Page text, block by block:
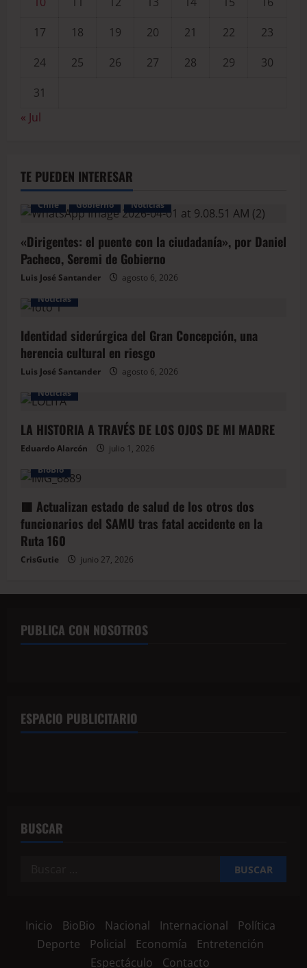
17
18 19 20 21 22
23
24
25 26 27 28 29
30
31
« Jul
TE PUEDEN INTERESAR
Chile Gobierno Noticias
«Dirigentes: el puente con la ciudadanía», por Daniel
Pacheco, Seremi de Gobierno
Luis José Santander
agosto 6, 2026
Noticias
Identidad siderúrgica del Gran Concepción, una
herencia cultural en riesgo
Luis José Santander
agosto 6, 2026
Noticias
LA HISTORIA A TRAVÉS DE LOS OJOS DE MI MADRE
Eduardo Alarcón
julio 1, 2026
BioBio
🟥 Actualizan estado de salud de los otros dos
funcionarios del SAMU tras fatal accidente en la
Ruta 160
CrisGutie junio 27, 2026
PUBLICA CON NOSOTROS
ESPACIO PUBLICITARIO
BUSCAR
Inicio BioBio Nacional Internacional
Política
Deporte
Policial Economía
Entretención
Espectáculo
Contacto